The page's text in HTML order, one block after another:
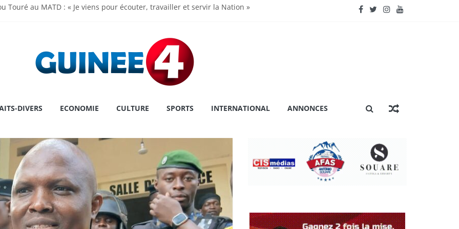
Touré au MATD : « Je viens pour écouter, travailler et servir la Nation »
: une première historique, l’institution décroche la prestigieuse certification ISO 9001
le cap sur la Grèce pour un congé
DIVERS ECONOMIE CULTURE SPORTS INTERNATIONAL ANNONCES